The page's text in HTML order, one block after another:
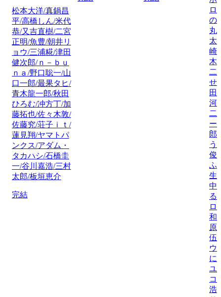
松本大洋/真鍋昌
平/高橋しん/米代
恭/又吉直樹/二宮
正明/魚豊/朝井リ
ョウ/三浦糀/津田
健次郎/ｎ－ｂｕ
ｎａ/野口聡一/山
口一郎/最果タヒ/
青木龍一郎/秋田
ひろむ/冲方丁/加
藤拓也/佐々木敦/
佐藤究/荘子ｉｔ/
蓮見翔/ヤマトパ
ンクス/アダム・
タカハシ/石橋圭
一/谷川嘉浩/三村
太郎/板垣恵介
完結
ロ
の
丸
太
崎
木
二
せ
田
河
二
ー
郎
う
俊/
ふ
生
中
る
ロ
和
原
伍/
ウ
に
ユ
コ
浩